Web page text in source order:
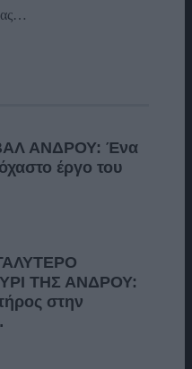
ΑΝΔΡΟΥ: Ένα
έργο του
ΤΗΣ ΑΝΔΡΟΥ:
στην